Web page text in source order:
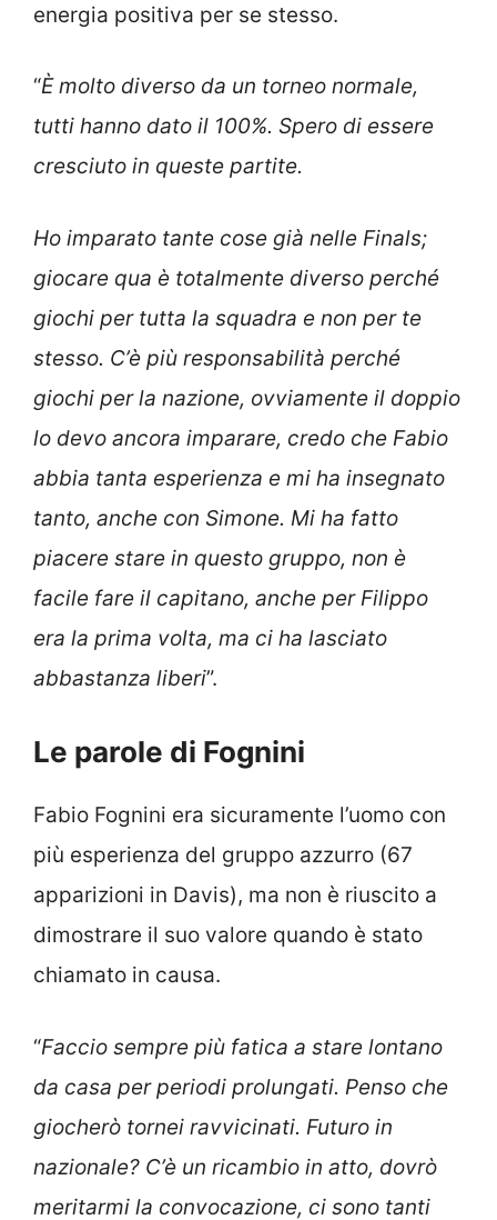
energia positiva per se stesso.
“È molto diverso da un torneo normale,
tutti hanno dato il 100%. Spero di essere
cresciuto in queste partite.
Ho imparato tante cose già nelle Finals;
giocare qua è totalmente diverso perché
giochi per tutta la squadra e non per te
stesso. C’è più responsabilità perché
giochi per la nazione, ovviamente il doppio
lo devo ancora imparare, credo che Fabio
abbia tanta esperienza e mi ha insegnato
tanto, anche con Simone. Mi ha fatto
piacere stare in questo gruppo, non è
facile fare il capitano, anche per Filippo
era la prima volta, ma ci ha lasciato
abbastanza liberi”.
Le parole di Fognini
Fabio Fognini era sicuramente l’uomo con
più esperienza del gruppo azzurro (67
apparizioni in Davis), ma non è riuscito a
dimostrare il suo valore quando è stato
chiamato in causa.
“Faccio sempre più fatica a stare lontano
da casa per periodi prolungati. Penso che
giocherò tornei ravvicinati. Futuro in
nazionale? C’è un ricambio in atto, dovrò
meritarmi la convocazione, ci sono tanti